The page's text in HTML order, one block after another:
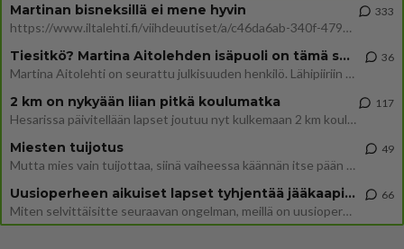
Martinan bisneksillä ei mene hyvin
https://www.iltalehti.fi/viihdeuutiset/a/c46da6ab-340f-4790-aaa7-0865eed2336 Yrityksen konkurssihakemus on tullut kärä
333
Tiesitkö? Martina Aitolehden isäpuoli on tämä suosittu laulaja
Martina Aitolehti on seurattu julkisuuden henkilö. Lähipiiriin mahtuu muitakin tunnettuja henkilöitä. Tiesitkö, että Ma
36
2 km on nykyään liian pitkä koulumatka
Hesarissa päivitellään lapset joutuu nyt kulkemaan 2 km kouluun jösses. Ruostefillarilla tuo matka menee vaikka miten äk
117
Miesten tuijotus
Mutta mies vain tuijottaa, siinä vaiheessa käännän itse pään pois. Mikä juttu? Yleensä jos joku tuijottaa tai katsoo, hä
49
Uusioperheen aikuiset lapset tyhjentää jääkaapin käydessään
Miten selvittäisitte seuraavan ongelman, meillä on uusioperhe, minulla teini-ikäiset lapset ja puolisolla aikuiset, jotk
66